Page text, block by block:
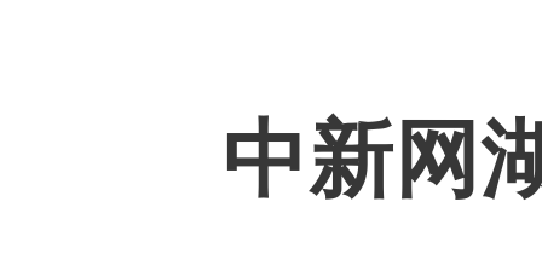
中新网